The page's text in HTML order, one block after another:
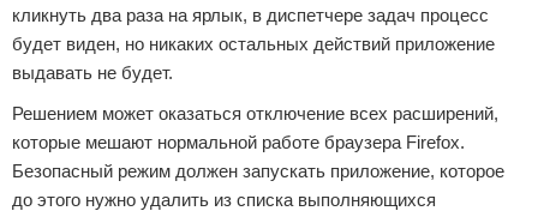
кликнуть два раза на ярлык, в диспетчере задач процесс
будет виден, но никаких остальных действий приложение
выдавать не будет.
Решением может оказаться отключение всех расширений,
которые мешают нормальной работе браузера Firefox.
Безопасный режим должен запускать приложение, которое
до этого нужно удалить из списка выполняющихся